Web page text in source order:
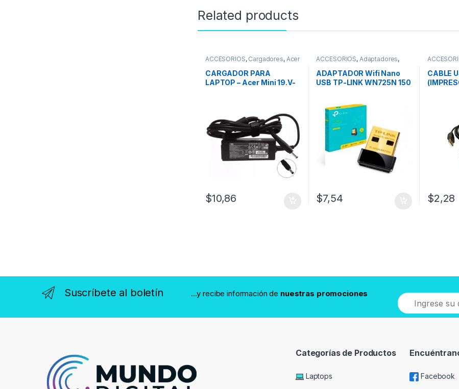
Related products
ACCESORIOS, Cargadores, Acer
CARGADOR PARA
LAPTOP – Acer Mini 19.V-
$10,86
ACCESORIOS, Adaptadores,
Adaptadores Wifi
Bluetooth
ADAPTADOR Wifi Nano
USB TP-LINK WN725N 150
$7,54
CABLE
$2,28
Suscríbete al boletín ...y recibe información de nuestras promociones
Categorías de Productos
Laptops Facebook